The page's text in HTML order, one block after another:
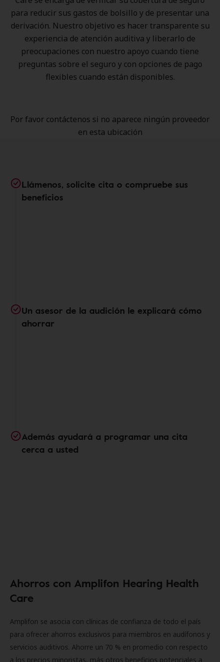
para reducir sus gastos de bolsillo y de presentar una
derivación. Nuestro objetivo es hacer transparente su
experiencia de atención auditiva y liberarlo de
preocupaciones con nuestro apoyo cuando tiene
preguntas sobre el seguro y con opciones de pago
flexibles cuando están disponibles.
Por favor contáctenos si no aparece ningún proveedor
en esta ubicación
Llámenos, solicite cita o compruebe sus
beneficios
Un asesor de la audición le explicará cómo
ahorrar
Además ayudará a programar una cita
cerca a usted
Ahorros con Amplifon Hearing Health
Care
Amplifon se asocia con clínicas de confianza de todo el país
para ofrecer ahorros exclusivos para miembros en audífonos y
servicios auditivos. Ahorre un 70 % en promedio con respecto
a los precios minoristas, más otros beneficios potenciales a